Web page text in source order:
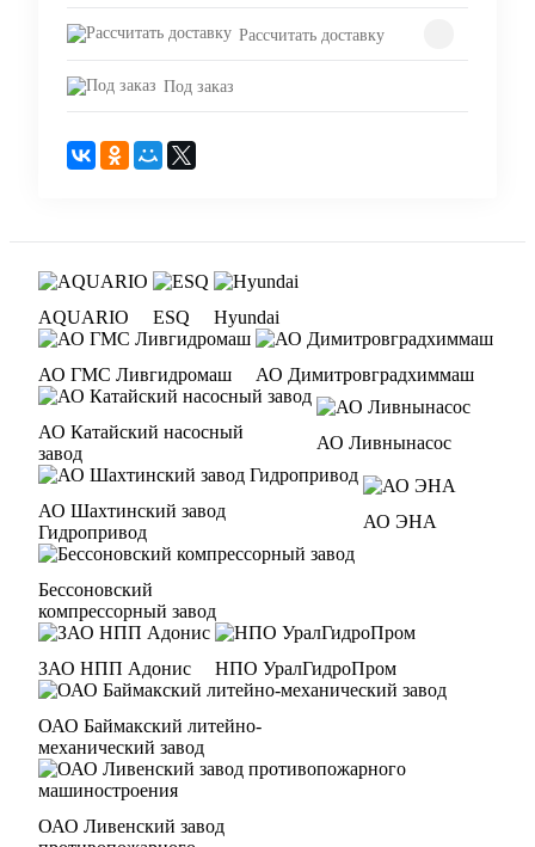
Рассчитать доставку
Под заказ
AQUARIO ESQ Hyundai
АО ГМС Ливгидромаш АО Димитровградхиммаш
АО Катайский насосный
завод
АО Ливнынасос
АО Шахтинский завод
Гидропривод
АО ЭНА
Бессоновский
компрессорный завод
ЗАО НПП Адонис НПО УралГидроПром
ОАО Баймакский литейно-
механический завод
ОАО Ливенский завод